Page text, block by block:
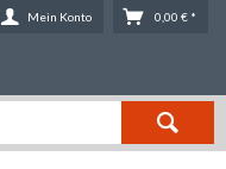
Mein Konto 0,00 € *